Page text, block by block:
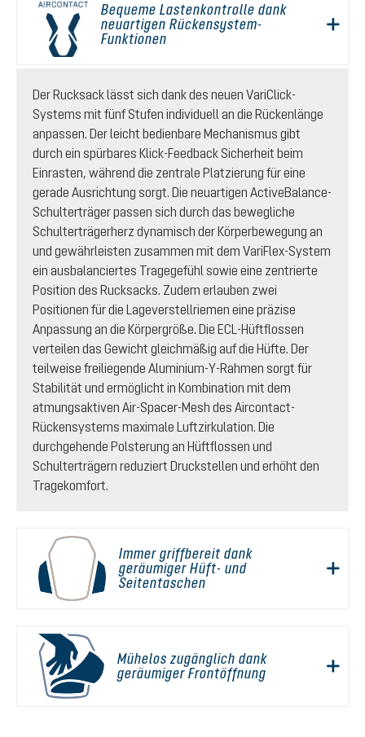
Bequeme Lastenkontrolle dank
neuartigen Rückensystem-
Funktionen
Der Rucksack lässt sich dank des neuen VariClick-
Systems mit fünf Stufen individuell an die Rückenlänge
anpassen. Der leicht bedienbare Mechanismus gibt
durch ein spürbares Klick-Feedback Sicherheit beim
Einrasten, während die zentrale Platzierung für eine
gerade Ausrichtung sorgt. Die neuartigen ActiveBalance-
Schulterträger passen sich durch das bewegliche
Schulterträgerherz dynamisch der Körperbewegung an
und gewährleisten zusammen mit dem VariFlex-System
ein ausbalanciertes Tragegefühl sowie eine zentrierte
Position des Rucksacks. Zudem erlauben zwei
Positionen für die Lageverstellriemen eine präzise
Anpassung an die Körpergröße. Die ECL-Hüftflossen
verteilen das Gewicht gleichmäßig auf die Hüfte. Der
teilweise freiliegende Aluminium-Y-Rahmen sorgt für
Stabilität und ermöglicht in Kombination mit dem
atmungsaktiven Air-Spacer-Mesh des Aircontact-
Rückensystems maximale Luftzirkulation. Die
durchgehende Polsterung an Hüftflossen und
Schulterträgern reduziert Druckstellen und erhöht den
Tragekomfort.
Immer griffbereit dank
geräumiger Hüft- und
Seitentaschen
Mühelos zugänglich dank
geräumiger Frontöffnung